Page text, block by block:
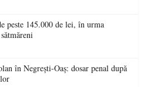
peste 145.000 de lei, în urma
în Negrești-Oaș: dosar penal după